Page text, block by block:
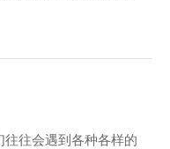
丽的自然风光，还有
和神秘的传说故事。今
带来普陀山的攻...
往会遇到各种各样的